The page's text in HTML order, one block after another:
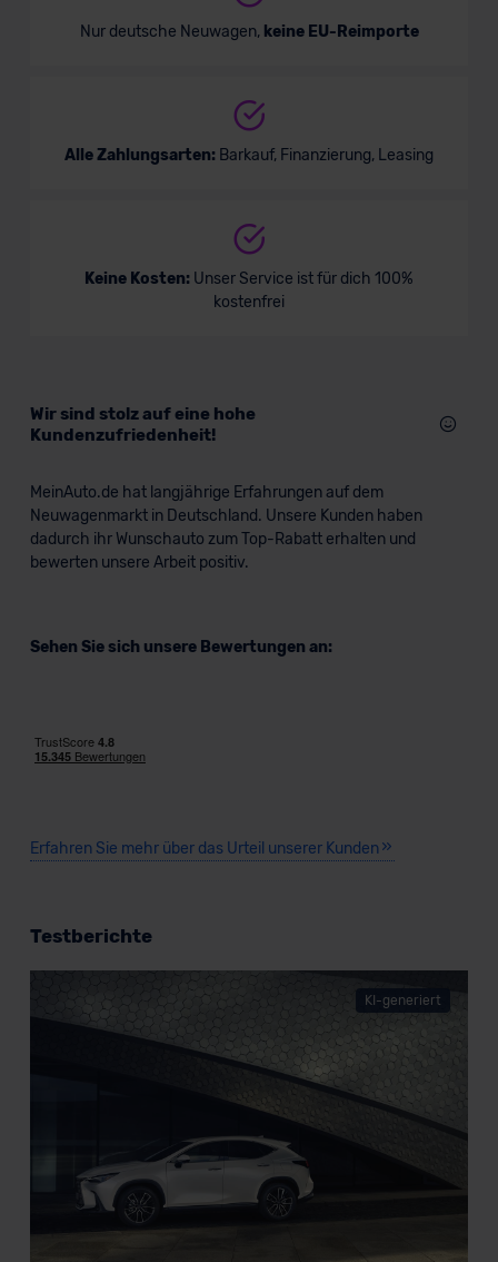
Nur deutsche Neuwagen, keine EU-Reimporte
Alle Zahlungsarten: Barkauf, Finanzierung, Leasing
Keine Kosten: Unser Service ist für dich 100%
kostenfrei
Wir sind stolz auf eine hohe
Kundenzufriedenheit!
MeinAuto.de hat langjährige Erfahrungen auf dem
Neuwagenmarkt in Deutschland. Unsere Kunden haben
dadurch ihr Wunschauto zum Top-Rabatt erhalten und
bewerten unsere Arbeit positiv.
Sehen Sie sich unsere Bewertungen an:
Erfahren Sie mehr über das Urteil unserer Kunden
Testberichte
KI-generiert